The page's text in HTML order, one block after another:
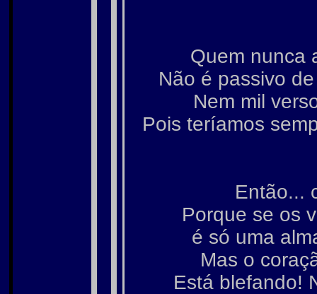
Quem nunca
Não é passivo
Nem mil
Pois teríamos
Então...
Porque se os
é só uma
Mas o
Está blefando!